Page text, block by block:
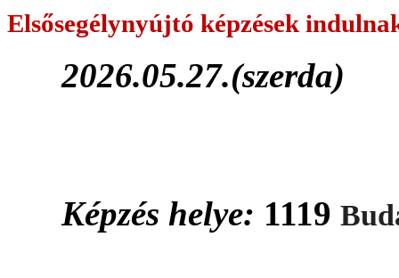
Elsősegélynyújtó képzések
2026.05.27.(szerda)
Képzés helye: 1119